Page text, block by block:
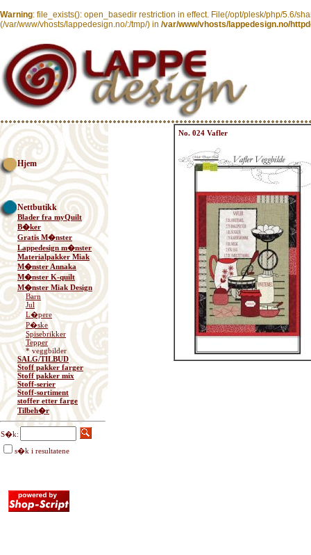
Warning: file_exists(): open_basedir restriction in effect. File(/opt/plesk/php/5.6/
(/var/www/vhosts/lappedesign.no/:/tmp/) in /var/www/vhosts/lappedesign.no/
Hjem
Nettbutikk
Blader fra myQuilt
B�ker
Gratis M�nster
Lappedesign m�nster
Materialpakker Miak
M�nster Annaka
M�nster K-quilt
M�nster Miak Design
Barn
Jul
L�pere
P�ske
Spisebrikker
Tepper
* veggbilder
SALG/TILBUD
Stoff pakker farger
Stoff pakker mix
Stoff-serier
Stoff-sortiment
stoffer etter farge
Tilbeh�r
S�k:
s�k i resultatene
No. 024 Vafler